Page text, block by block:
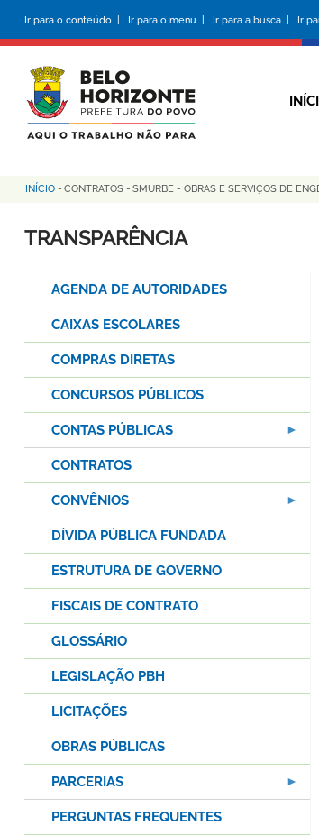
conteúdo
principal
Ir para o conteúdo | Ir para o menu | Ir para a busca | Ir
Trilha
de
INÍCIO - CONTRATOS - SMURBE - OBRAS E SERVIÇOS DE
TRANSPARÊNCIA
AGENDA DE AUTORIDADES
CAIXAS ESCOLARES
COMPRAS DIRETAS
CONCURSOS PÚBLICOS
CONTAS PÚBLICAS
CONTRATOS
CONVÊNIOS
DÍVIDA PÚBLICA FUNDADA
ESTRUTURA DE GOVERNO
FISCAIS DE CONTRATO
GLOSSÁRIO
LEGISLAÇÃO PBH
LICITAÇÕES
OBRAS PÚBLICAS
PARCERIAS
PERGUNTAS FREQUENTES